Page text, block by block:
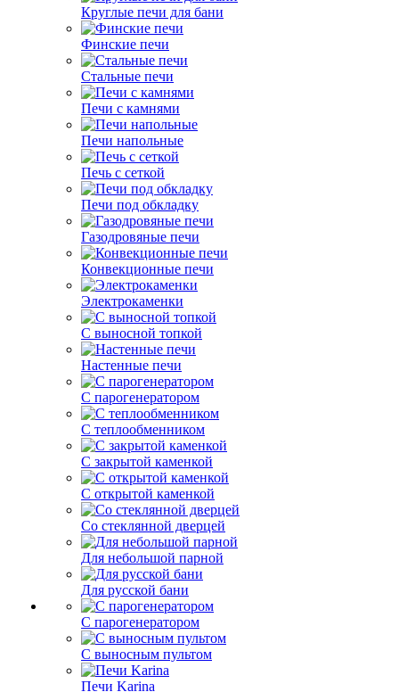
Круглые печи для бани
Финские печи
Стальные печи
Печи с камнями
Печи напольные
Печь с сеткой
Печи под обкладку
Газодровяные печи
Конвекционные печи
Электрокаменки
С выносной топкой
Настенные печи
С парогенератором
С теплообменником
С закрытой каменкой
С открытой каменкой
Со стеклянной дверцей
Для небольшой парной
Для русской бани
С парогенератором
С выносным пультом
Печи Karina